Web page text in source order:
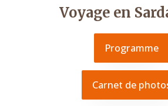
Voyage en
Programme
Carnet de